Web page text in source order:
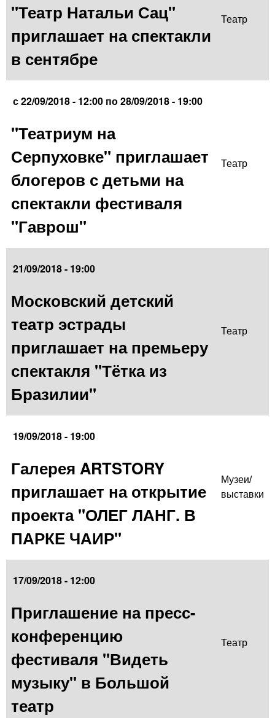
"Театр Натальи Сац"
приглашает на спектакли
в сентябре
Театр
с22/09/2018 - 12:00 по28/09/2018 - 19:00
"Театриум на
Серпуховке" приглашает
блогеров с детьми на
спектакли фестиваля
"Гаврош"
Театр
21/09/2018 - 19:00
Московский детский
театр эстрады
приглашает на премьеру
спектакля "Тётка из
Бразилии"
Театр
19/09/2018 - 19:00
Галерея ARTSTORY
приглашает на открытие
проекта "ОЛЕГ ЛАНГ. В
ПАРКЕ ЧАИР"
Музеи/
выставки
17/09/2018 - 12:00
Приглашение на пресс-
конференцию
фестиваля "Видеть
музыку" в Большой
театр
Театр